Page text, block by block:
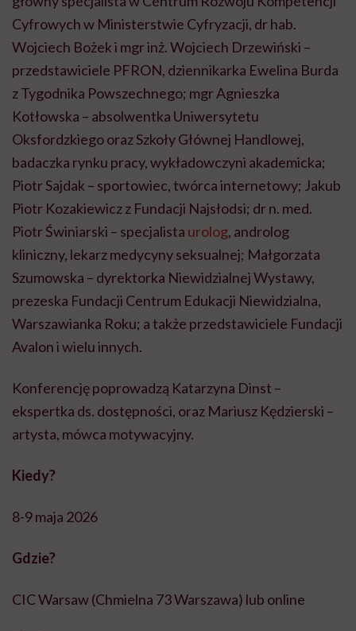
Cyfrowych w Ministerstwie Cyfryzacji, dr hab.
Wojciech Bożek i mgr inż. Wojciech Drzewiński –
przedstawiciele PFRON, dziennikarka Ewelina Burda
z Tygodnika Powszechnego; mgr Agnieszka
Kotłowska – absolwentka Uniwersytetu
Oksfordzkiego oraz Szkoły Głównej Handlowej,
badaczka rynku pracy, wykładowczyni akademicka;
Piotr Sajdak – sportowiec, twórca internetowy; Jakub
Piotr Kozakiewicz z Fundacji Najsłodsi; dr n. med.
Piotr Świniarski – specjalista urolog, androlog
kliniczny, lekarz medycyny seksualnej; Małgorzata
Szumowska – dyrektorka Niewidzialnej Wystawy,
prezeska Fundacji Centrum Edukacji Niewidzialna,
Warszawianka Roku; a także przedstawiciele Fundacji
Avalon i wielu innych.
Konferencję poprowadzą Katarzyna Dinst –
ekspertka ds. dostępności, oraz Mariusz Kędzierski –
artysta, mówca motywacyjny.
Kiedy?
8-9 maja 2026
Gdzie?
CIC Warsaw (Chmielna 73 Warszawa) lub online